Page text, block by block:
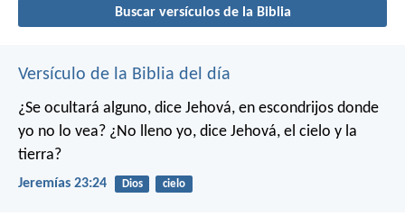
Buscar versículos de la Biblia
Versículo de la Biblia del día
¿Se ocultará alguno, dice Jehová, en escondrijos donde
yo no lo vea? ¿No lleno yo, dice Jehová, el cielo y la
tierra?
Jeremías 23:24 Dios cielo